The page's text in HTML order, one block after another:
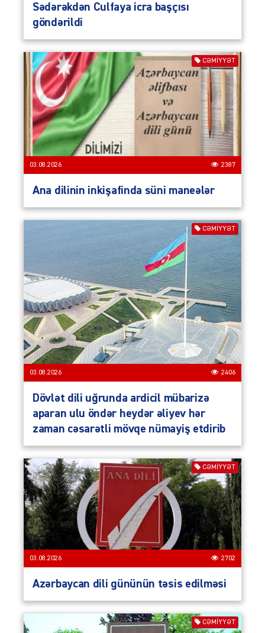
Sədərəkdən Culfaya icra başçısı
göndərildi
CƏMIYYƏT
03.08.2026 2387
Ana dilinin inkişafinda süni maneələr
CƏMIYYƏT
03.08.2026 2406
Dövlət dili uğrunda ardicil mübarizə
aparan ulu öndər heydər əliyev hər
zaman cəsarətli mövqe nümayiş etdirib
CƏMIYYƏT
03.08.2026 2702
Azərbaycan dili gününün təsis edilməsi
CƏMIYYƏT